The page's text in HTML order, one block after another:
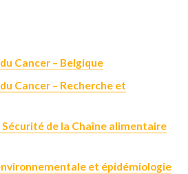
Cancer – Belgique
Cancer – Recherche et
Sécurité de la Chaîne alimentaire
et épidémiologie